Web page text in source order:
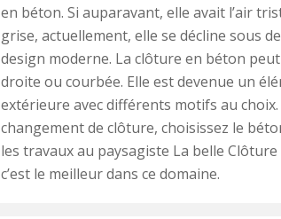
en béton. Si auparavant, elle avait l’air
grise, actuellement, elle se décline sous
design moderne. La clôture en béton
droite ou courbée. Elle est devenue un
extérieure avec différents motifs au
changement de clôture, choisissez le
les travaux au paysagiste La belle Clôture
c’est le meilleur dans ce domaine.